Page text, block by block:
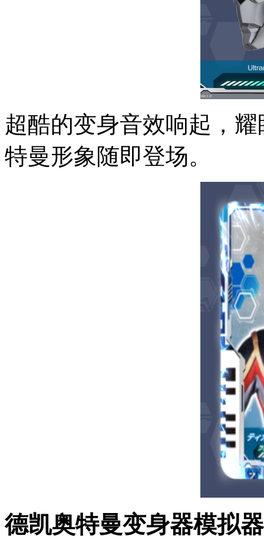
超酷的变身音效响起，
特曼形象随即登场。
德凯奥特曼变身器模拟